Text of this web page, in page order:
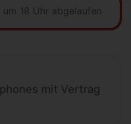
18 Uhr abgelaufen
mit Vertrag